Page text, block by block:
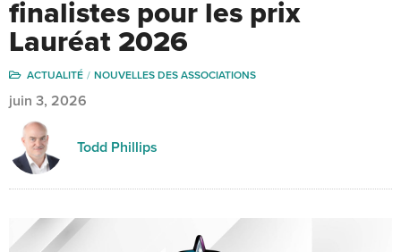
finalistes pour les prix
Lauréat 2026
ACTUALITÉ NOUVELLES DES ASSOCIATIONS
juin 3, 2026
Todd Phillips